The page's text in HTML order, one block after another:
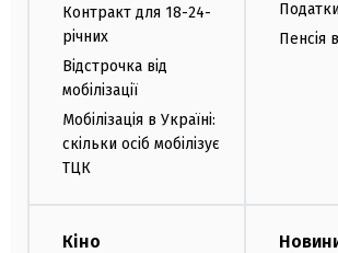
Контракт для 18-24-
річних
Відстрочка від
мобілізації
Мобілізація в Україні:
скільки осіб мобілізує
ТЦК
Пенсія
Кіно